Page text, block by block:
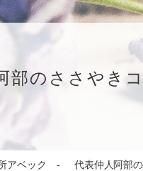
部のささやき
アベック 代表仲人阿部